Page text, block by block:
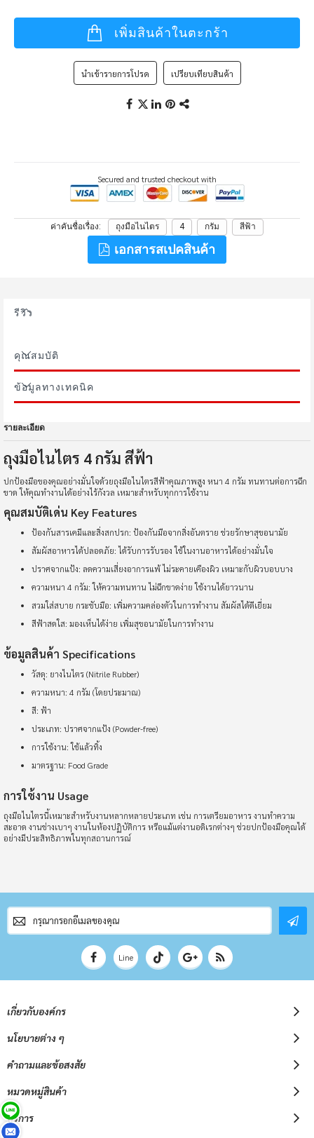
เพิ่มสินค้าในตะกร้า
นำเข้ารายการโปรด เปรียบเทียบสินค้า
Secured and trusted checkout with
ค่าคันชื่อเรื่อง ถุงมือไนไตร 4 กรัม สีฟ้า
เอกสารสเปคสินค้า
รีวิว
คุณสมบัติ
ข้อมูลทางเทคนิค
รายละเอียด
ถุงมือไนไตร 4 กรัม สีฟ้า
ปกป้องมือของคุณอย่างมั่นใจด้วยถุงมือไนไตรสีฟ้าคุณภาพสูง หนา 4 กรัม ทนทานต่อการฉีก
ขาด ให้คุณทำงานได้อย่างไร้กังวล เหมาะสำหรับทุกการใช้งาน
คุณสมบัติเด่น Key Features
ป้องกันสารเคมีและสิ่งสกปรก: ป้องกันมือจากสิ่งอันตราย ช่วยรักษาสุขอนามัย
สัมผัสอาหารได้ปลอดภัย: ได้รับการรับรอง ใช้ในงานอาหารได้อย่างมั่นใจ
ปราศจากแป้ง: ลดความเสี่ยงอาการแพ้ ไม่ระคายเคืองผิว เหมาะกับผิวบอบบาง
ความหนา 4 กรัม: ให้ความทนทาน ไม่ฉีกขาดง่าย ใช้งานได้ยาวนาน
สวมใส่สบาย กระชับมือ: เพิ่มความคล่องตัวในการทำงาน สัมผัสได้ดีเยี่ยม
สีฟ้าสดใส: มองเห็นได้ง่าย เพิ่มสุขอนามัยในการทำงาน
ข้อมูลสินค้า Specifications
วัสดุ: ยางไนไตร (Nitrile Rubber)
ความหนา: 4 กรัม (โดยประมาณ)
สี: ฟ้า
ประเภท: ปราศจากแป้ง (Powder-free)
การใช้งาน: ใช้แล้วทิ้ง
มาตรฐาน: Food Grade
การใช้งาน Usage
ถุงมือไนไตรนี้เหมาะสำหรับงานหลากหลายประเภท เช่น การเตรียมอาหาร งานทำความ
สะอาด งานช่างเบาๆ งานในห้องปฏิบัติการ หรือแม้แต่งานอดิเรกต่างๆ ช่วยปกป้องมือคุณได้
อย่างมีประสิทธิภาพในทุกสถานการณ์
สมัคร
สมาชิก
จดหมาย
Line
เกี่ยวกับองค์กร
นโยบายต่าง ๆ
คำถามและข้อสงสัย
หมวดหมู่สินค้า
บริการ